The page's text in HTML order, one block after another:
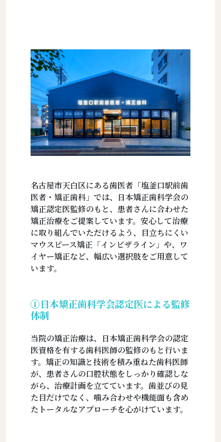
名古屋市天白区にある歯医者「塩釜口駅前歯
医者・矯正歯科」では、日本矯正歯科学会の
矯正認定医監修のもと、患者さんに合わせた
矯正治療をご提案しています。安心して治療
に取り組んでいただけるよう、目立ちにくい
マウスピース矯正「インビザライン」や、ワ
イヤー矯正など、幅広い選択肢をご用意して
います。
①日本矯正歯科学会認定医による監修
体制
当院の矯正治療は、日本矯正歯科学会の認定
医資格を有する歯科医師の監修のもと行いま
す。矯正の知識と技術を積み重ねた歯科医師
が、患者さんの口腔状態をしっかり確認しな
がら、治療計画を立てています。歯並びの見
た目だけでなく、噛み合わせや機能面も含め
たトータルなアプローチを心がけています。